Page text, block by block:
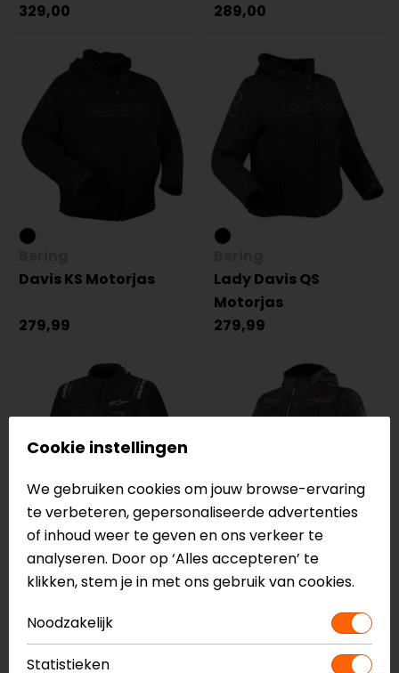
329,00
289,00
Davis KS Motorjas
279,99
Lady Davis QS
Motorjas
279,99
Alpinestars
Andes V4 Drystar
Motorjas
299,95
LS2
Zirconium Evo
199,00
Cookie instellingen
We gebruiken cookies om jouw browse-ervaring
te verbeteren, gepersonaliseerde advertenties
of inhoud weer te geven en ons verkeer te
analyseren. Door op ‘Alles accepteren’ te
klikken, stem je in met ons gebruik van cookies.
Noodzakelijk
Statistieken